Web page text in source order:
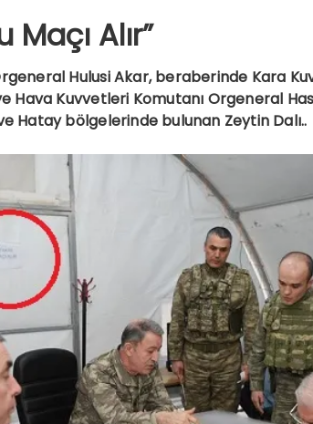
Maçı Alır”
Hulusi Akar, beraberinde Kara
Hava Kuvvetleri Komutanı Orgeneral
Hatay bölgelerinde bulunan Zeytin Dalı..